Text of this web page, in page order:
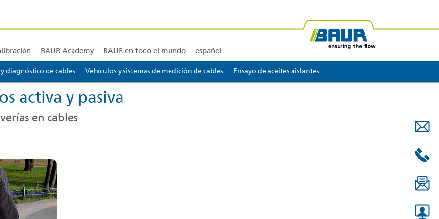
[AK + 3]
y diagnóstico de cables Vehículos y sistemas de medición de cables Ensayo de aceites aislantes
y cursos BAUR Academy BAUR en todo el mundo
BAUR América del Norte y América Central BAUR Sudamérica
español
activa y pasiva
en cables